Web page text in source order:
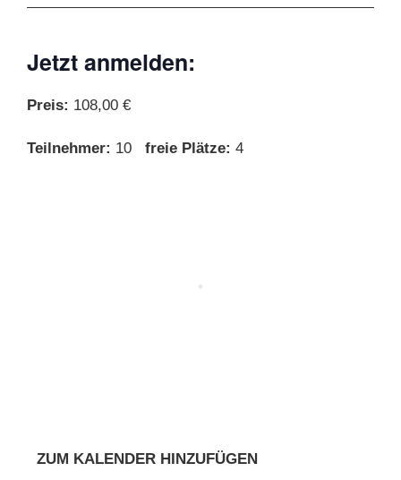
Jetzt anmelden:
Preis: 108,00 €
Teilnehmer: 10 freie Plätze: 4
ZUM KALENDER HINZUFÜGEN